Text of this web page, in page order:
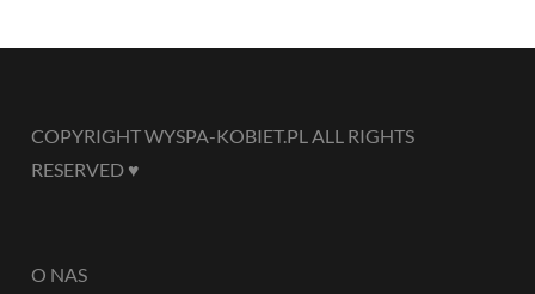
COPYRIGHT WYSPA-KOBIET.PL ALL RIGHTS
RESERVED ♥
O NAS